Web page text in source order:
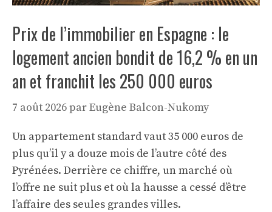
Prix de l’immobilier en Espagne : le
logement ancien bondit de 16,2 % en un
an et franchit les 250 000 euros
7 août 2026parEugène Balcon-Nukomy
Un appartement standard vaut 35 000 euros de
plus qu’il y a douze mois de l’autre côté des
Pyrénées. Derrière ce chiffre, un marché où
l’offre ne suit plus et où la hausse a cessé d’être
l’affaire des seules grandes villes.